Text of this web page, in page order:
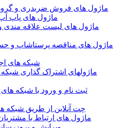
ماژول های فروش ضربدری و
ماژول های پاپ
ماژول های لیست علاقه مندی
ماژول های مناقصه پرستاشاپ و
شبکه های
ماژولهای اشتراک‌ گذاری شبکه
ثبت نام و ورود با شبکه های
چت آنلاین از طریق شبکه
ماژول های ارتباط با